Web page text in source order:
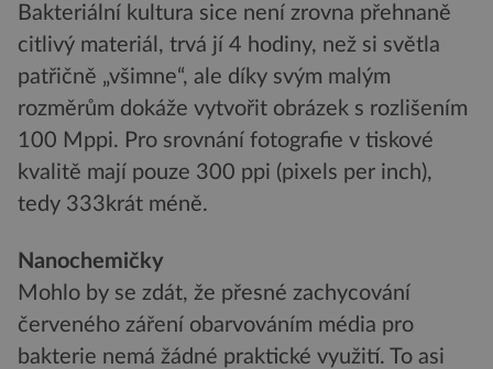
Bakteriální kultura sice není zrovna přehnaně
citlivý materiál, trvá jí 4 hodiny, než si světla
patřičně „všimne“, ale díky svým malým
rozměrům dokáže vytvořit obrázek s rozlišením
100 Mppi. Pro srovnání fotografie v tiskové
kvalitě mají pouze 300 ppi (pixels per inch),
tedy 333krát méně.
Nanochemičky
Mohlo by se zdát, že přesné zachycování
červeného záření obarvováním média pro
bakterie nemá žádné praktické využití. To asi